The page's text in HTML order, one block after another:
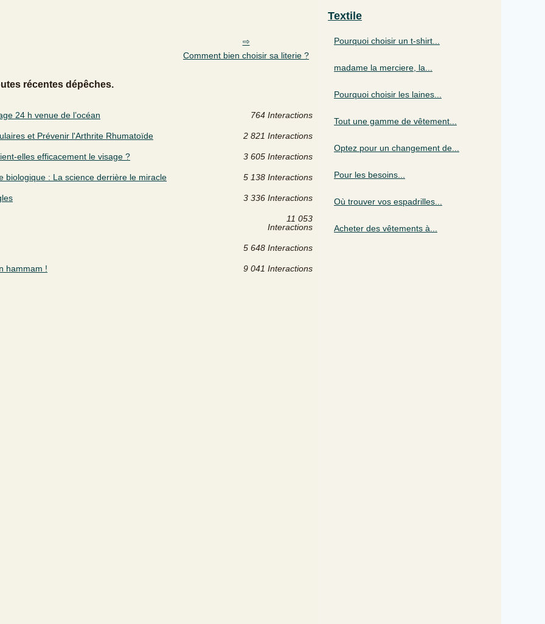
Comment bien choisir sa literie ?
récentes dépêches.
24 h venue de l’océan 764 Interactions
et Prévenir l'Arthrite Rhumatoïde 2 821 Interactions
elles efficacement le visage ? 3 605 Interactions
biologique : La science derrière le miracle 5 138 Interactions
3 336 Interactions
11 053
Interactions
5 648 Interactions
hammam ! 9 041 Interactions
Textile
Pourquoi choisir un t-shirt...
madame la merciere, la...
Pourquoi choisir les laines...
Tout une gamme de vêtement...
Optez pour un changement de...
Pour les besoins...
Où trouver vos espadrilles...
Acheter des vêtements à...